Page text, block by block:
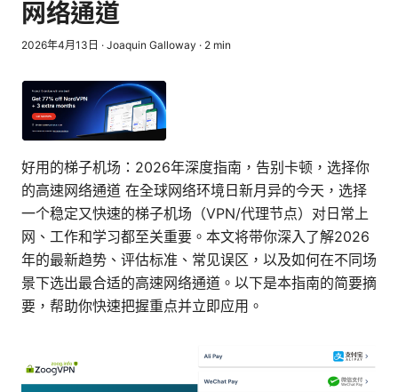
网络通道
2026年4月13日 · Joaquin Galloway · 2 min
好用的梯子机场：2026年深度指南，告别卡顿，选择你
的高速网络通道 在全球网络环境日新月异的今天，选择
一个稳定又快速的梯子机场（VPN/代理节点）对日常上
网、工作和学习都至关重要。本文将带你深入了解2026
年的最新趋势、评估标准、常见误区，以及如何在不同场
景下选出最合适的高速网络通道。以下是本指南的简要摘
要，帮助你快速把握重点并立即应用。